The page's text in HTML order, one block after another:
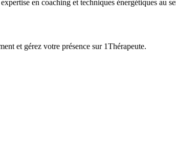
en coaching et techniques énergétiques au
et gérez votre présence sur 1Thérapeute.